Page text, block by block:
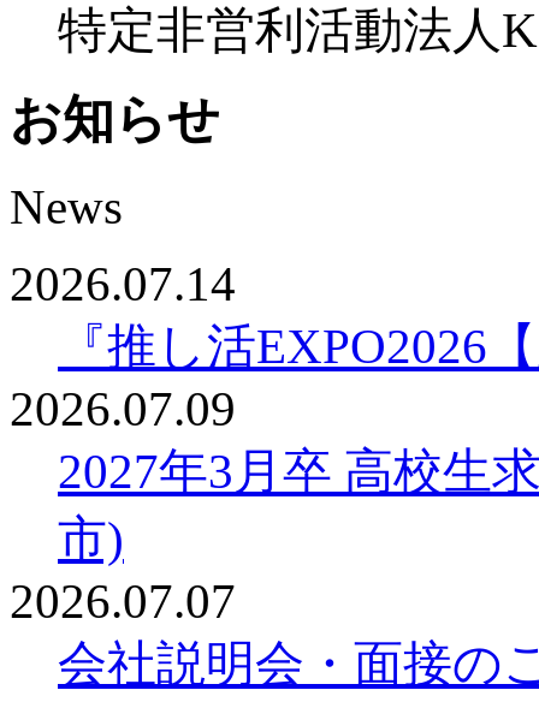
特定非営利活動法人
お知らせ
News
2026.07.14
『推し活EXPO2026
2026.07.09
2027年3月卒 高校生
市)
2026.07.07
会社説明会・面接